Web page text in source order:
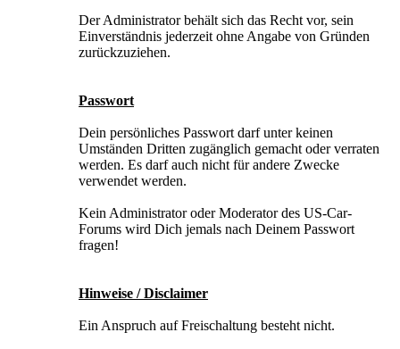
Der Administrator behält sich das Recht vor, sein
Einverständnis jederzeit ohne Angabe von Gründen
zurückzuziehen.
Passwort
Dein persönliches Passwort darf unter keinen
Umständen Dritten zugänglich gemacht oder verraten
werden. Es darf auch nicht für andere Zwecke
verwendet werden.
Kein Administrator oder Moderator des US-Car-
Forums wird Dich jemals nach Deinem Passwort
fragen!
Hinweise / Disclaimer
Ein Anspruch auf Freischaltung besteht nicht.